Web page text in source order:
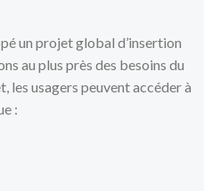
un projet global d’insertion
au plus près des besoins du
usagers peuvent accéder à
: